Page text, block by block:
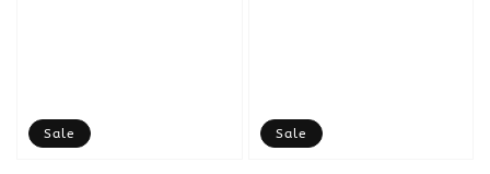
Sale Sale